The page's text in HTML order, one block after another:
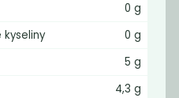
Ořechový krém
0 g
0 g
5 g
4,3 g